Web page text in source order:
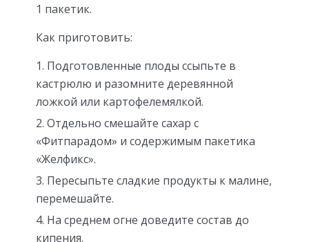
1 пакетик.
Как приготовить:
Подготовленные плоды ссыпьте в
кастрюлю и разомните деревянной
ложкой или картофелемялкой.
Отдельно смешайте сахар с
«Фитпарадом» и содержимым пакетика
«Желфикс».
Пересыпьте сладкие продукты к малине,
перемешайте.
На среднем огне доведите состав до
кипения.